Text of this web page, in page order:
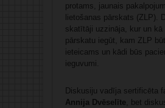
protams, jaunais
lietošanas pārskats (ZLP).
skatītāji uzzināja, kur un kā
pārskatu iegūt, kam ZLP
ieteicams un kādi būs
ieguvumi.
Diskusiju vadīja sertificēta
Annija Dvēselīte , bet